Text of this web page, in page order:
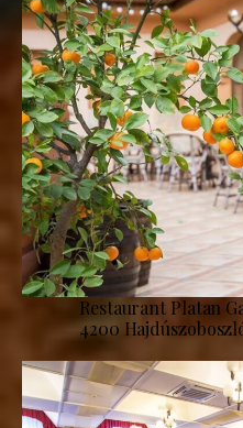
Restaurant Platan
4200